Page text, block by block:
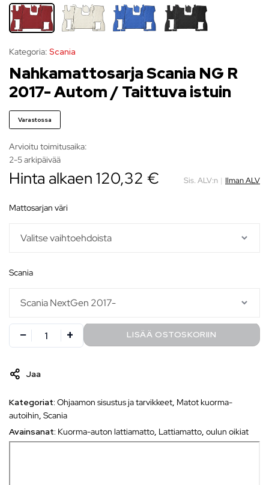
Kategoria: Scania
Nahkamattosarja Scania NG R
2017- Autom / Taittuva istuin
Varastossa
Arvioitu toimitusaika:
2-5 arkipäivää
Hinta alkaen 120,32 € Sis. ALV:n | Ilman ALV
mattosarjan väri
scania
LISÄÄ OSTOSKORIIN
Jaa
Kategoriat: Ohjaamon sisustus ja tarvikkeet, Matot kuorma-
autoihin, Scania
Avainsanat: Kuorma-auton lattiamatto, Lattiamatto, oulun oikiat